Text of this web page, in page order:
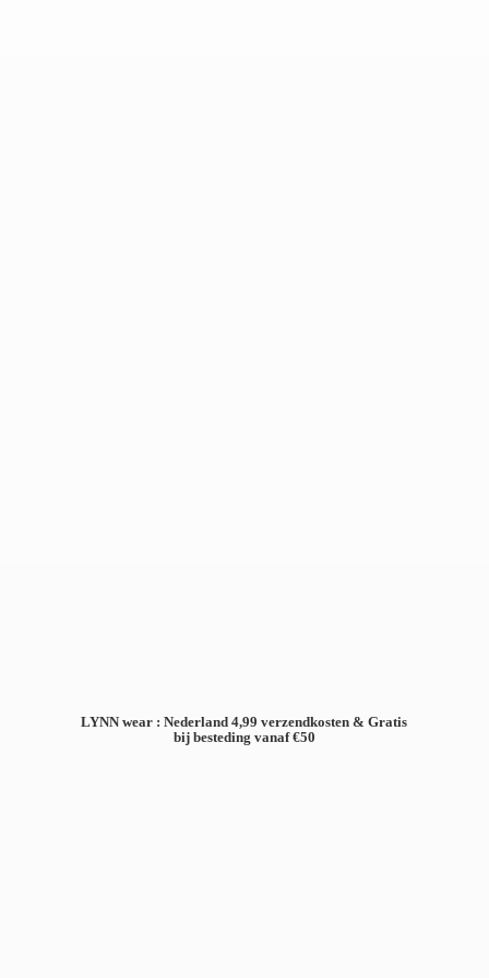
LYNN wear : Nederland 4,99 verzendkosten & Gratis
bij besteding vanaf €50